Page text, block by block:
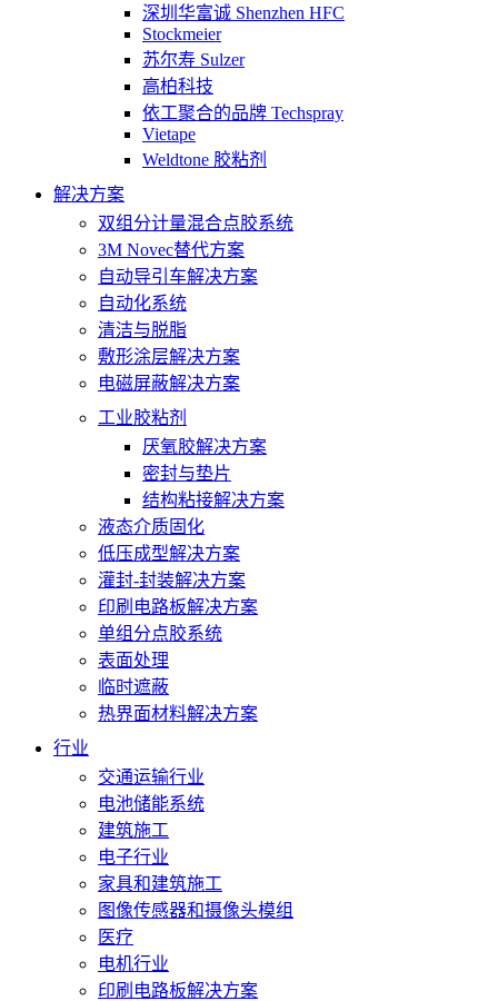
深圳华富诚 Shenzhen HFC
Stockmeier
苏尔寿 Sulzer
高柏科技
依工聚合的品牌 Techspray
Vietape
Weldtone 胶粘剂
解决方案
双组分计量混合点胶系统
3M Novec替代方案
自动导引车解决方案
自动化系统
清洁与脱脂
敷形涂层解决方案
电磁屏蔽解决方案
工业胶粘剂
厌氧胶解决方案
密封与垫片
结构粘接解决方案
液态介质固化
低压成型解决方案
灌封-封装解决方案
印刷电路板解决方案
单组分点胶系统
表面处理
临时遮蔽
热界面材料解决方案
行业
交通运输行业
电池储能系统
建筑施工
电子行业
家具和建筑施工
图像传感器和摄像头模组
医疗
电机行业
印刷电路板解决方案